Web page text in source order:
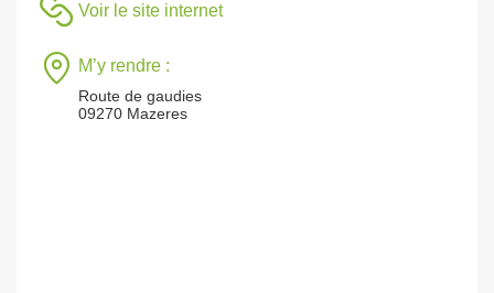
Voir le site internet
M’y rendre :
Route de gaudies
09270 Mazeres